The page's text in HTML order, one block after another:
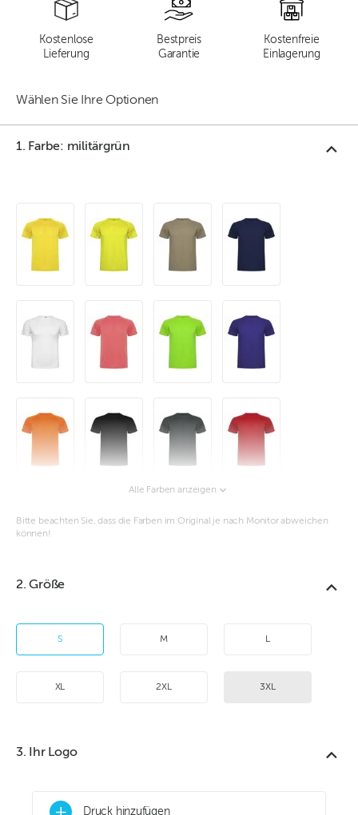
Kostenlose
Lieferung
Bestpreis
Garantie
Kostenfreie
Einlagerung
Wählen Sie Ihre Optionen
1. Farbe: militärgrün
Alle Farben anzeigen
Bitte beachten Sie, dass die Farben im Original je nach Monitor abweichen
können!
2. Größe
S M L
XL 2XL 3XL
3. Ihr Logo
Druck hinzufügen